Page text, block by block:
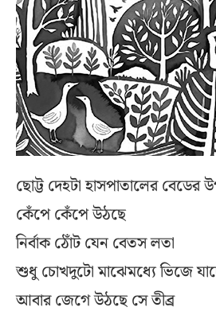
ছোট্ট দেহটা হাসপাতালের বেডের
কেঁপে কেঁপে উঠছে
নির্বাক ঠোঁট যেন বেতস লতা
শুধু চোখদুটো মাঝেমধ্যে ভিজে
আবার জেগে উঠছে সে তীব্র